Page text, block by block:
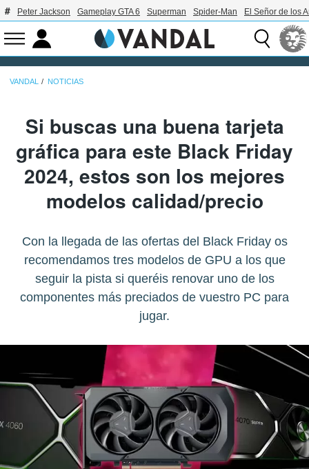
Peter Jackson Gameplay GTA 6 Superman Spider-Man El Señor de los
VANDAL NOTICIAS
Si buscas una buena tarjeta
gráfica para este Black Friday
2024, estos son los mejores
modelos calidad/precio
Con la llegada de las ofertas del Black Friday os
recomendamos tres modelos de GPU a los que
seguir la pista si queréis renovar uno de los
componentes más preciados de vuestro PC para
jugar.